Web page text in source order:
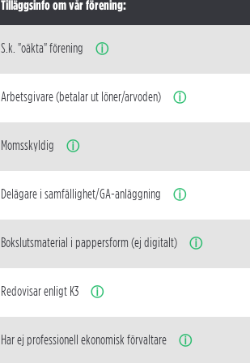
Tilläggsinfo om vår förening:
S.k. "oäkta" förening ⓘ
Arbetsgivare (betalar ut löner/arvoden) ⓘ
Momsskyldig ⓘ
Delägare i samfällighet/GA-anläggning ⓘ
Bokslutsmaterial i pappersform (ej digitalt) ⓘ
Redovisar enligt K3 ⓘ
Har ej professionell ekonomisk förvaltare ⓘ